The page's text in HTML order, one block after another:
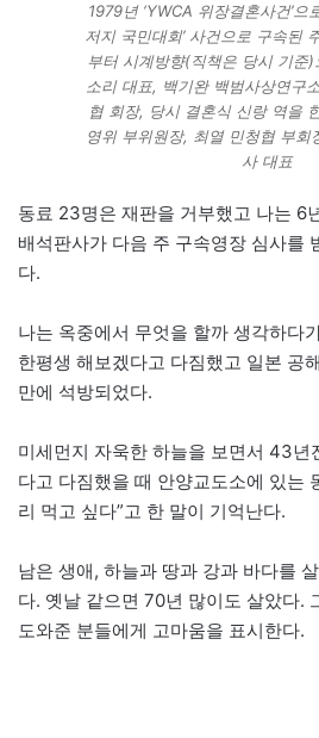
1979년 ‘YWCA 위장결혼사건’으
저지 국민대회’ 사건으로 구속된
부터 시계방향(직책은 당시 기준
소리 대표, 백기완 백범사상연구
협 회장, 당시 결혼식 신랑 역을
영위 부위원장, 최열 민청협 부회
사 대표
동료 23명은 재판을 거부했고 나는 6
배석판사가 다음 주 구속영장 심사를
다.
나는 옥중에서 무엇을 할까 생각하다
한평생 해보겠다고 다짐했고 일본 공
만에 석방되었다.
미세먼지 자욱한 하늘을 보면서 43년
다고 다짐했을 때 안양교도소에 있는
리 먹고 싶다”고 한 말이 기억난다.
남은 생애, 하늘과 땅과 강과 바다를
다. 옛날 같으면 70년 많이도 살았다.
도와준 분들에게 고마움을 표시한다.